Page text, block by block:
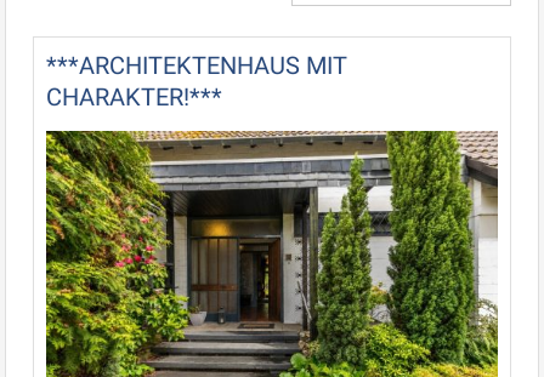
***ARCHITEKTENHAUS MIT
CHARAKTER!***